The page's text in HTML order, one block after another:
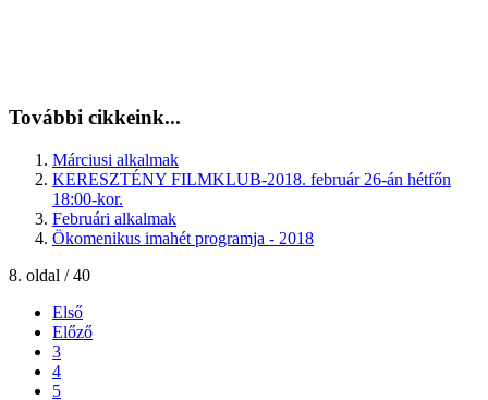
További cikkeink...
Márciusi alkalmak
KERESZTÉNY FILMKLUB-2018. február 26-án hétfőn
18:00-kor.
Februári alkalmak
Ökomenikus imahét programja - 2018
8. oldal / 40
Első
Előző
3
4
5